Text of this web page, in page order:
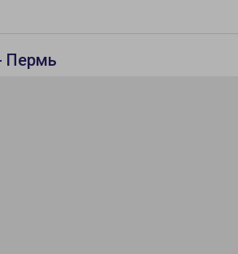
Пермь